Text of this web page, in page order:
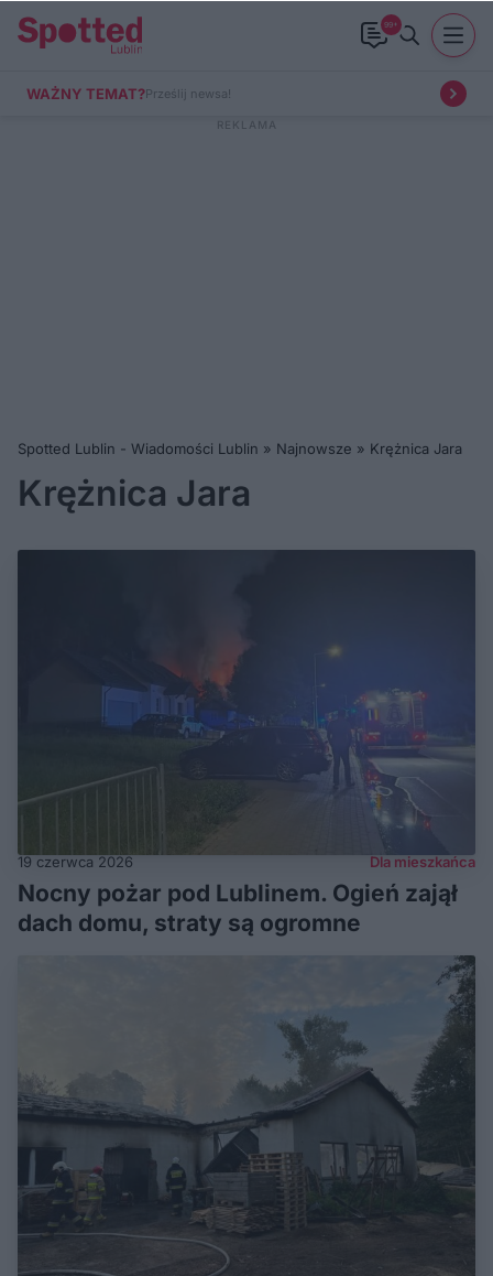
99+
WAŻNY TEMAT?Prześlij newsa!
Spotted Lublin - Wiadomości Lublin » Najnowsze » Krężnica Jara
Krężnica Jara
19 czerwca 2026 Dla mieszkańca
Nocny pożar pod Lublinem. Ogień zajął
dach domu, straty są ogromne